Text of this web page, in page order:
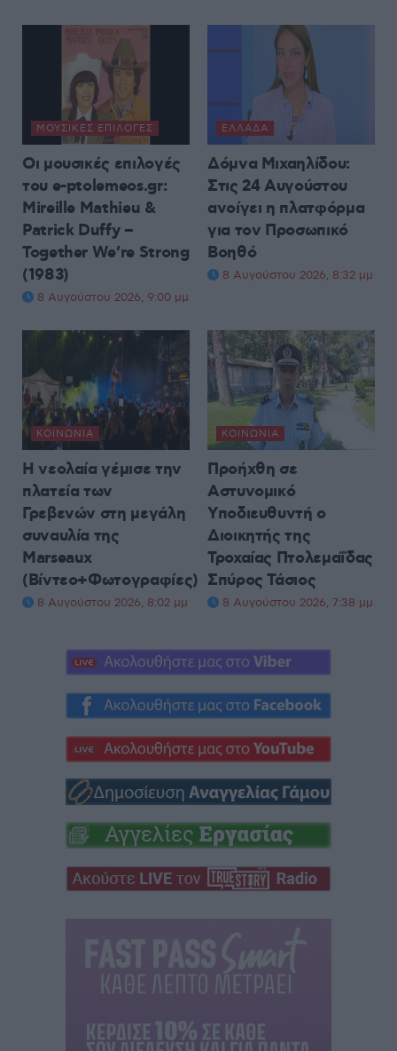
ΜΟΥΣΙΚΈΣ ΕΠΙΛΟΓΈΣ
Οι μουσικές επιλογές
του e-ptolemeos.gr:
Mireille Mathieu &
Patrick Duffy –
Together We’re Strong
(1983)
8 Αυγούστου 2026, 9:00 μμ
ΕΛΛΆΔΑ
Δόμνα Μιχαηλίδου:
Στις 24 Αυγούστου
ανοίγει η πλατφόρμα
για τον Προσωπικό
Βοηθό
8 Αυγούστου 2026, 8:32 μμ
ΚΟΙΝΩΝΊΑ
Η νεολαία γέμισε την
πλατεία των
Γρεβενών στη μεγάλη
συναυλία της
Marseaux
(Βίντεο+Φωτογραφίες)
8 Αυγούστου 2026, 8:02 μμ
ΚΟΙΝΩΝΊΑ
Προήχθη σε
Αστυνομικό
Υποδιευθυντή ο
Διοικητής της
Τροχαίας Πτολεμαΐδας
Σπύρος Τάσιος
8 Αυγούστου 2026, 7:38 μμ